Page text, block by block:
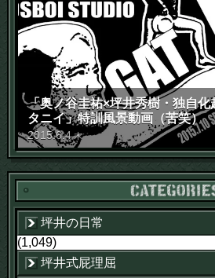
「奥ノ谷圭祐×坪井秀樹・独自
タニイ」特訓風景動画（苦笑）
2015.6.4 木
坪井の日常
(1,049)
坪井式屁理屈